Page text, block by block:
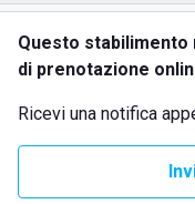
Questo stabilimento
di prenotazione
Ricevi una notifica